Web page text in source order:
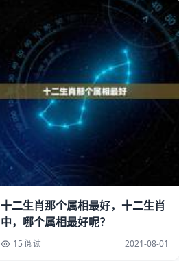
十二生肖那个属相最好，十二生肖
中，哪个属相最好呢？
15 阅读 2021-08-01